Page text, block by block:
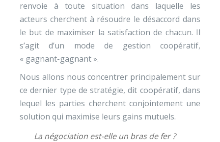
renvoie à toute situation dans laquelle les
acteurs cherchent à résoudre le désaccord dans
le but de maximiser la satisfaction de chacun. Il
s’agit d’un mode de gestion coopératif,
« gagnant-gagnant ».
Nous allons nous concentrer principalement sur
ce dernier type de stratégie, dit coopératif, dans
lequel les parties cherchent conjointement une
solution qui maximise leurs gains mutuels.
La négociation est-elle un bras de fer ?